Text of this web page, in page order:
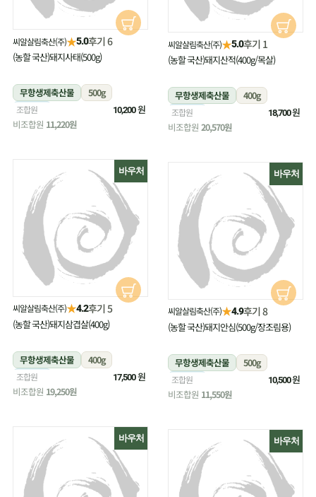
씨알살림축산(주)★5.0후기 6
(농할 국산)돼지사태(500g)
무항생제축산물
500g
냉장
조합원 10,200원
비조합원 11,220원
씨알살림축산(주)★5.0후기 1
(농할 국산)돼지산적(400g/목살)
무항생제축산물
400g
냉장
조합원 18,700원
비조합원 20,570원
바우처
씨알살림축산(주)★4.2후기 5
(농할 국산)돼지삼겹살(400g)
무항생제축산물
400g
냉장
조합원 17,500원
비조합원 19,250원
바우처
씨알살림축산(주)★4.9후기 8
(농할 국산)돼지안심(500g/장조림용)
무항생제축산물
500g
냉장
조합원 10,500원
비조합원 11,550원
바우처 바우처